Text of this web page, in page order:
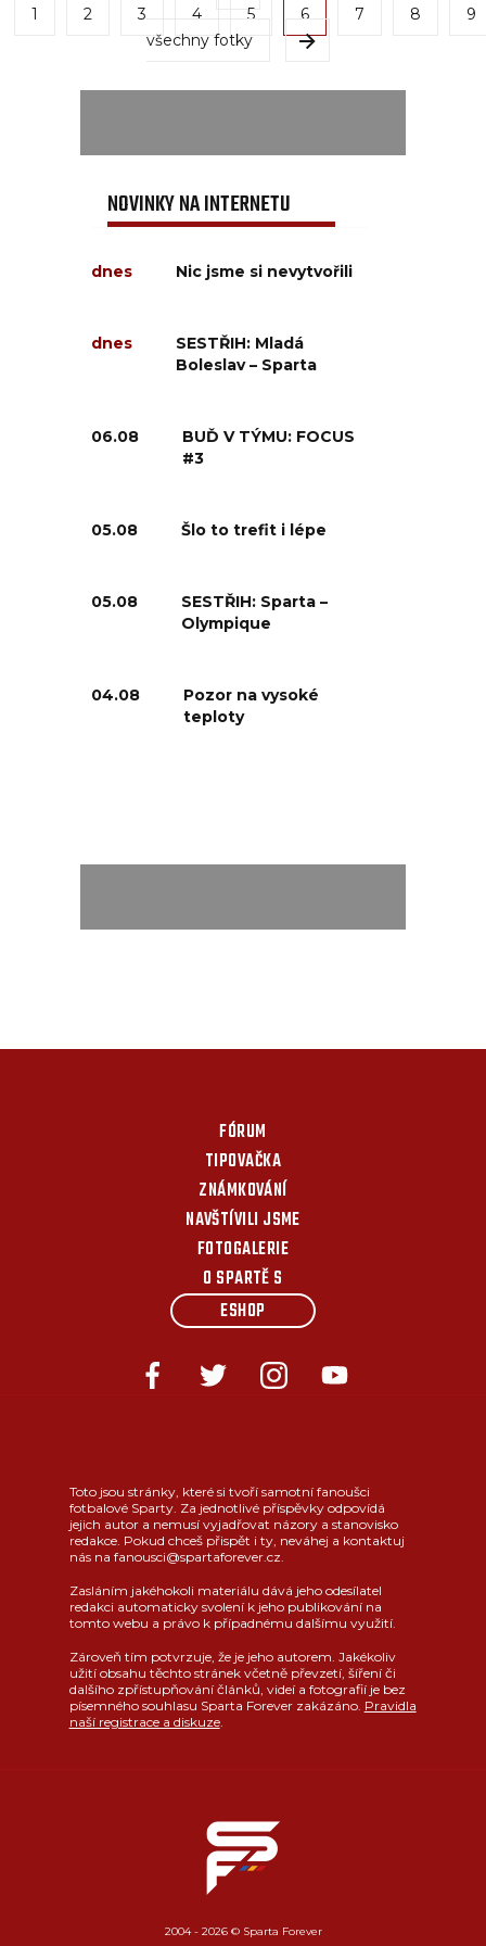
1 2 3 4 5 6 7 8
9
všechny fotky
NOVINKY NA INTERNETU
dnes Nic jsme si nevytvořili
dnes
SESTŘIH: Mladá
Boleslav – Sparta
06.08
BUĎ V TÝMU: FOCUS
#3
05.08 Šlo to trefit i lépe
05.08
SESTŘIH: Sparta –
Olympique
04.08
Pozor na vysoké
teploty
FÓRUM
TIPOVAČKA
ZNÁMKOVÁNÍ
NAVŠTÍVILI JSME
FOTOGALERIE
O SPARTĚ S
ESHOP
Toto jsou stránky, které si tvoří samotní fanoušci
fotbalové Sparty. Za jednotlivé příspěvky odpovídá
jejich autor a nemusí vyjadřovat názory a stanovisko
redakce. Pokud chceš přispět i ty, neváhej a kontaktuj
nás na fanousci@spartaforever.cz.
Zasláním jakéhokoli materiálu dává jeho odesílatel
redakci automaticky svolení k jeho publikování na
tomto webu a právo k případnému dalšímu využití.
Zároveň tím potvrzuje, že je jeho autorem. Jakékoliv
užití obsahu těchto stránek včetně převzetí, šíření či
dalšího zpřístupňování článků, videí a fotografií je bez
písemného souhlasu Sparta Forever zakázáno. Pravidla
naší registrace a diskuze.
2004 - 2026 © Sparta Forever